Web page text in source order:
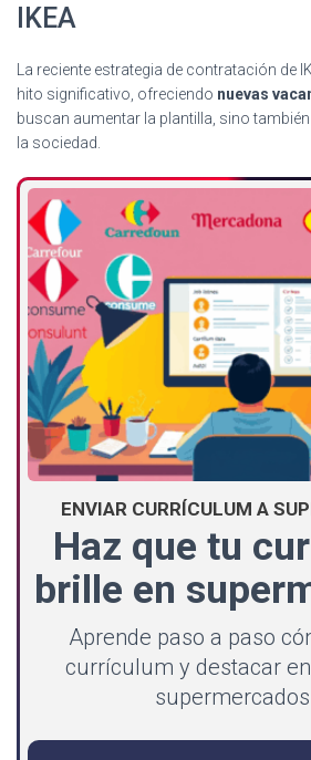
IKEA
La reciente estrategia de contratación de
hito significativo, ofreciendo nuevas
buscan aumentar la plantilla, sino
la sociedad.
ENVIAR CURRÍCULUM A
Haz que tu
brille en
Aprende paso a paso
currículum y destacar
supermercados